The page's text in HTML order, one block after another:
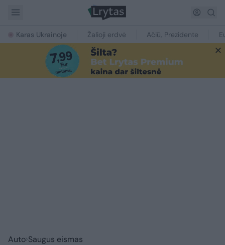
Karas Ukrainoje Žalioji erdvė Ačiū, Prezidente
Auto Saugus eismas